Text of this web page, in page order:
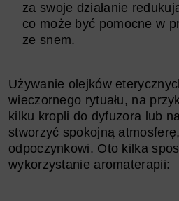
za swoje działanie
co może być pomocne w
ze snem.
Używanie olejków
wieczornego rytuału, na
kilku kropli do dyfuzora lub
stworzyć spokojną
odpoczynkowi. Oto kilka
wykorzystanie aromaterapii: